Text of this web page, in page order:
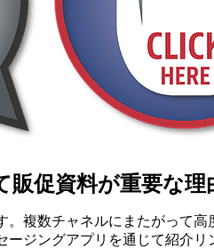
促資料が重要な理
複数チャネルにまたがって
ジングアプリを通じて紹介